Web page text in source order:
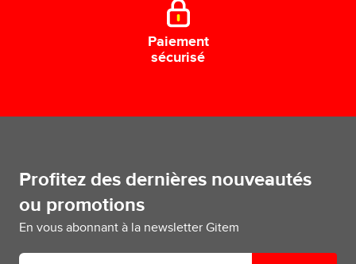
Paiement
sécurisé
Profitez des dernières nouveautés
ou promotions
En vous abonnant à la newsletter Gitem